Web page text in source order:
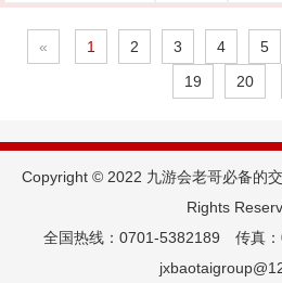
« 1 2 3 4 5
19
20
Copyright © 2022 九游会老哥必备的交流社区
Rights
全国热线：0701-5382189